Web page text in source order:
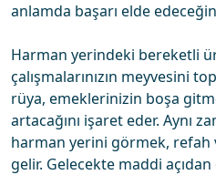
anlamda başarı elde
Harman yerindeki bereketli
çalışmalarınızın meyvesini
rüya, emeklerinizin boşa
artacağını işaret eder. Aynı
harman yerini görmek, refah
gelir. Gelecekte maddi açıdan